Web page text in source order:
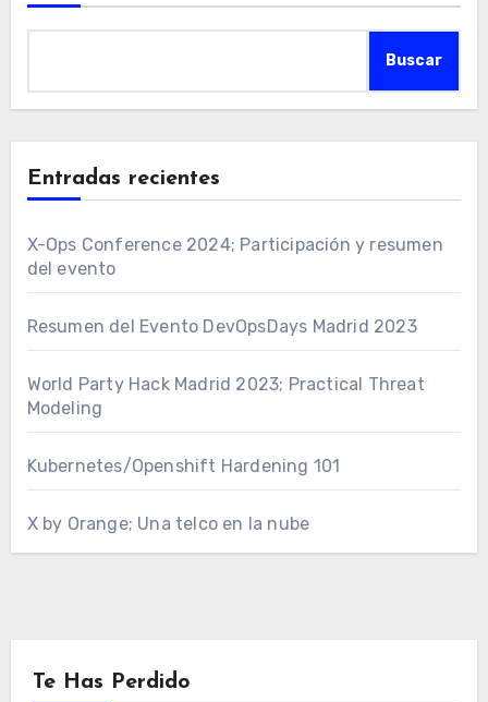
Buscar
Entradas recientes
X-Ops Conference 2024; Participación y resumen
del evento
Resumen del Evento DevOpsDays Madrid 2023
World Party Hack Madrid 2023; Practical Threat
Modeling
Kubernetes/Openshift Hardening 101
X by Orange; Una telco en la nube
Te Has Perdido